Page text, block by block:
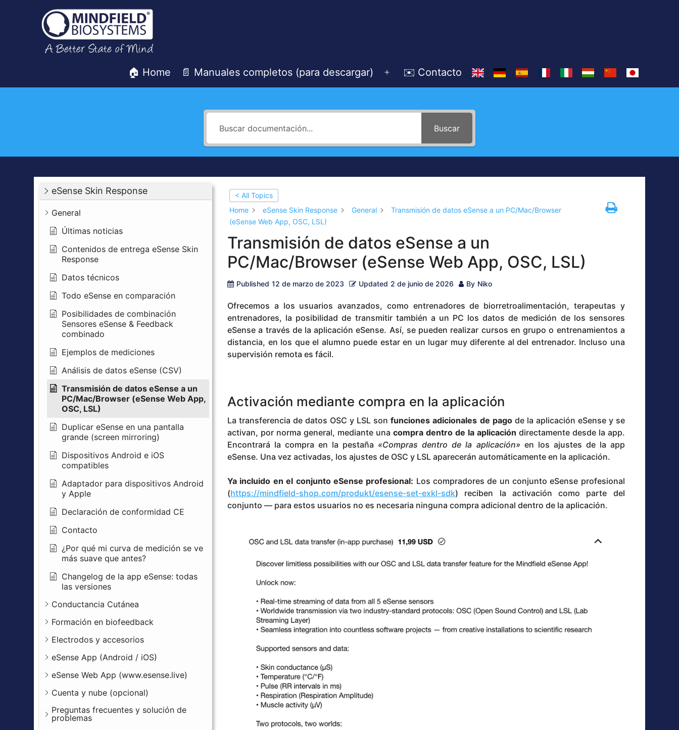
🏠 Home 📄 Manuales completos (para descargar)
Abrir
menú
✉️ Contacto
Buscar
eSense Skin Response
General
Últimas noticias
Contenidos de entrega eSense Skin
Response
Datos técnicos
Todo eSense en comparación
Posibilidades de combinación
Sensores eSense & Feedback
combinado
Ejemplos de mediciones
Análisis de datos eSense (CSV)
Transmisión de datos eSense a un
PC/Mac/Browser (eSense Web App,
OSC, LSL)
Duplicar eSense en una pantalla
grande (screen mirroring)
Dispositivos Android e iOS
compatibles
Adaptador para dispositivos Android
y Apple
Declaración de conformidad CE
Contacto
¿Por qué mi curva de medición se ve
más suave que antes?
Changelog de la app eSense: todas
las versiones
Conductancia Cutánea
Formación en biofeedback
Electrodos y accesorios
eSense App (Android / iOS)
eSense Web App (www.esense.live)
Cuenta y nube (opcional)
Preguntas frecuentes y solución de
problemas
< All Topics
Home
eSense Skin Response General
Transmisión de datos eSense a un PC/Mac/Browser
(eSense Web App, OSC, LSL)
Transmisión de datos eSense a un
PC/Mac/Browser (eSense Web App, OSC, LSL)
Published 12 de marzo de 2023 Updated 2 de junio de 2026 By Niko
Ofrecemos a los usuarios avanzados, como entrenadores de biorretroalimentación, terapeutas y
entrenadores, la posibilidad de transmitir también a un PC los datos de medición de los sensores
eSense a través de la aplicación eSense. Así, se pueden realizar cursos en grupo o entrenamientos a
distancia, en los que el alumno puede estar en un lugar muy diferente al del entrenador. Incluso una
supervisión remota es fácil.
Activación mediante compra en la aplicación
La transferencia de datos OSC y LSL sonfunciones adicionales de pagode la aplicación eSense y se
activan, por norma general, mediante una compra dentro de la aplicación directamente desde la app.
Encontrará la compra en la pestaña «Compras dentro de la aplicación» en los ajustes de la app
eSense. Una vez activadas, los ajustes de OSC y LSL aparecerán automáticamente en la aplicación.
Ya incluido en el conjunto eSense profesional: Los compradores de un conjunto eSense profesional
(https://mindfield-shop.com/produkt/esense-set-exkl-sdk) reciben la activación como parte del
conjunto — para estos usuarios no es necesaria ninguna compra adicional dentro de la aplicación.